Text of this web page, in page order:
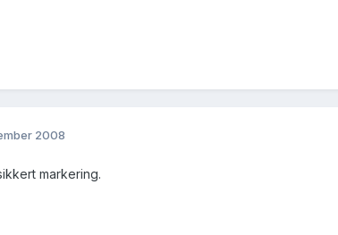
2008
markering.